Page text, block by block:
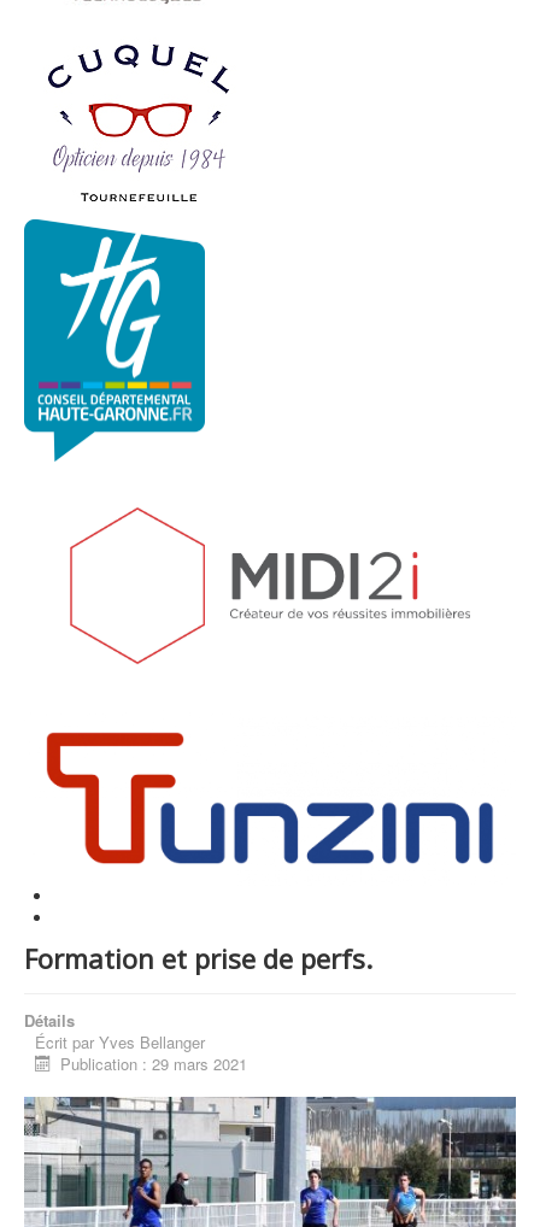
Formation et prise de perfs.
Détails
Écrit par Yves Bellanger
Publication : 29 mars 2021